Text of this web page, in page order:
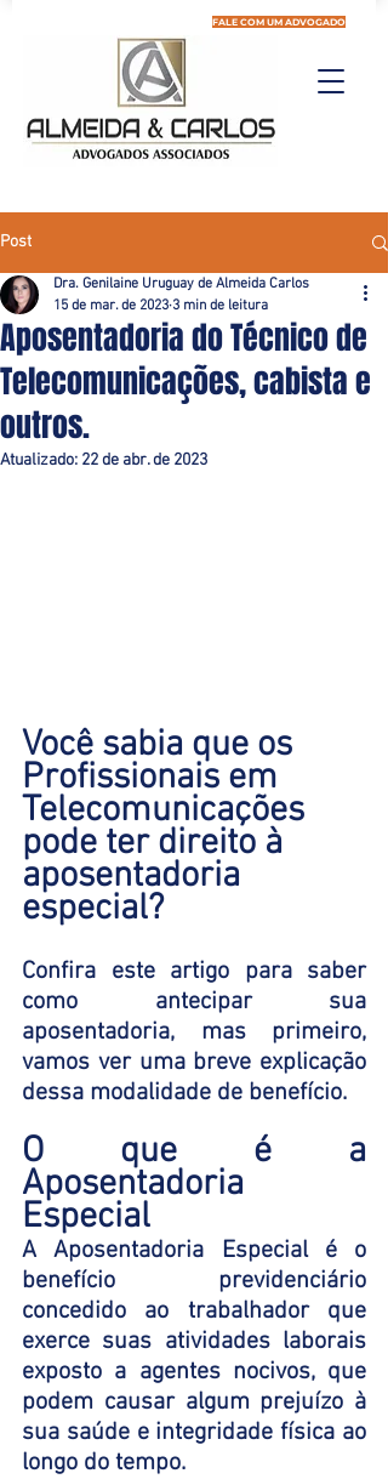
FALE COM UM ADVOGADO
Post
Aposentadoria do Técnico de
Telecomunicações, cabista e
outros.
Dra. Genilaine Uruguay de Almeida Carlos
15 de mar. de 2023 3 min de leitura
Atualizado: 22 de abr. de 2023
Você sabia que os
Profissionais em
Telecomunicações
pode ter direito à
aposentadoria
especial?
Confira este artigo para saber
como antecipar sua
aposentadoria, mas primeiro,
vamos ver uma breve explicação
dessa modalidade de benefício.
O que é a
Aposentadoria
Especial
A Aposentadoria Especial é o
benefício previdenciário
concedido ao trabalhador que
exerce suas atividades laborais
exposto a agentes nocivos, que
podem causar algum prejuízo à
sua saúde e integridade física ao
longo do tempo.